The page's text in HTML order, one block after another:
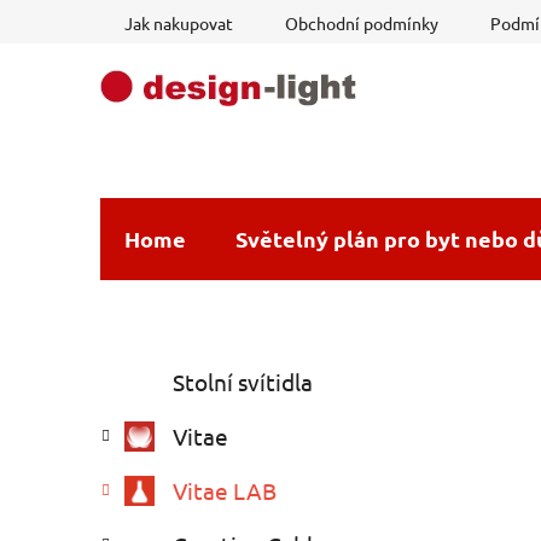
Jak nakupovat Obchodní podmínky
Home Světelný plán pro byt nebo
s
r
kategorie
e
o
Stolní svítidla
Vitae
Vitae LAB